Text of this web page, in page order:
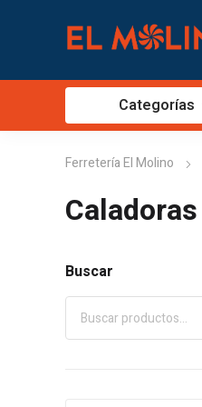
Categorías
Ferretería El Molino
Caladoras
Buscar